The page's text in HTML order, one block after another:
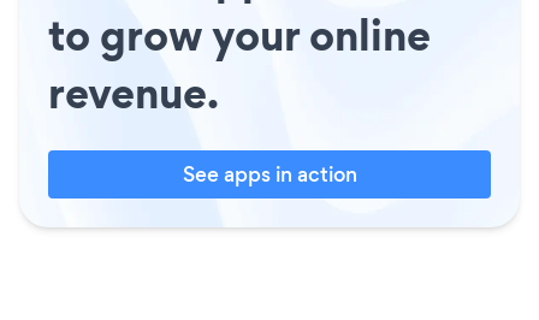
to grow your online
revenue.
See apps in action